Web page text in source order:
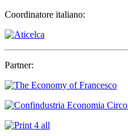
Coordinatore italiano:
Partner: